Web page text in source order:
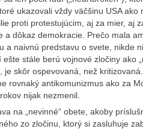
ukazovali vždy väčšinu USA ako
proti protestujúcim, aj za mier, aj
dôkaz demokracie. Prečo mala
a naivnú predstavu o svete, nikde
stále berú vojnové zločiny ako
skôr ospevovaná, než
rovnaký antikomunizmus ako za
nijak nezmenil.
na „nevinné“ obete, akoby
zo zločinu, ktorý si zasluhuje